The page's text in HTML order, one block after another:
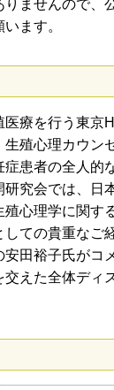
ませんので、
ます。
療を行う東京
殖心理カウン
患者の全人的
研究会では、日
心理学に関す
ての貴重なご
田裕子氏がコ
えた全体ディ